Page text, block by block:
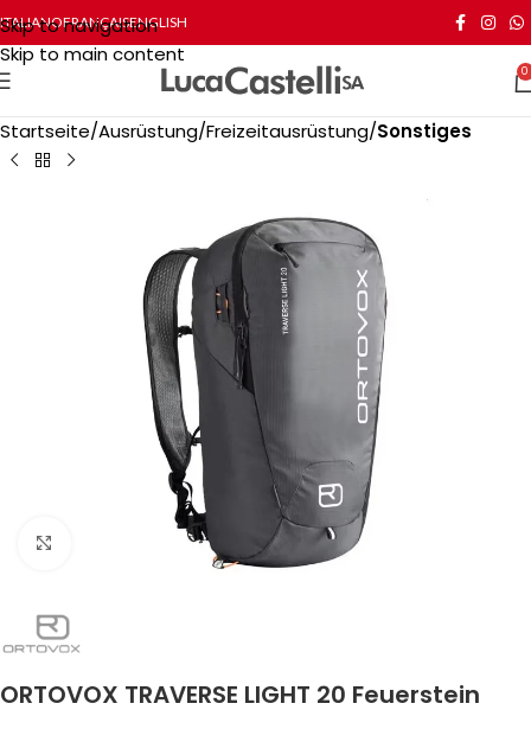
Skip to navigation
Skip to main content
ITALIANOFRANÇAISENGLISH
0
Startseite Ausrüstung Freizeitausrüstung Sonstiges
Click to enlarge
ORTOVOX TRAVERSE LIGHT 20 Feuerstein